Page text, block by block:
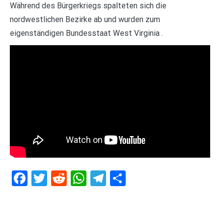
Während des Bürgerkriegs spalteten sich die
nordwestlichen Bezirke ab und wurden zum
eigenständigen Bundesstaat West Virginia .
Facebook
Twitter
RedditWhatsApp
Telegram